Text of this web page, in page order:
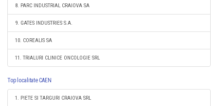
8. PARC INDUSTRIAL CRAIOVA SA
9. GATES INDUSTRIES S.A.
10. COREALIS SA
11. TRIALURI CLINICE ONCOLOGIE SRL
Top localitate CAEN
1. PIETE SI TARGURI CRAIOVA SRL